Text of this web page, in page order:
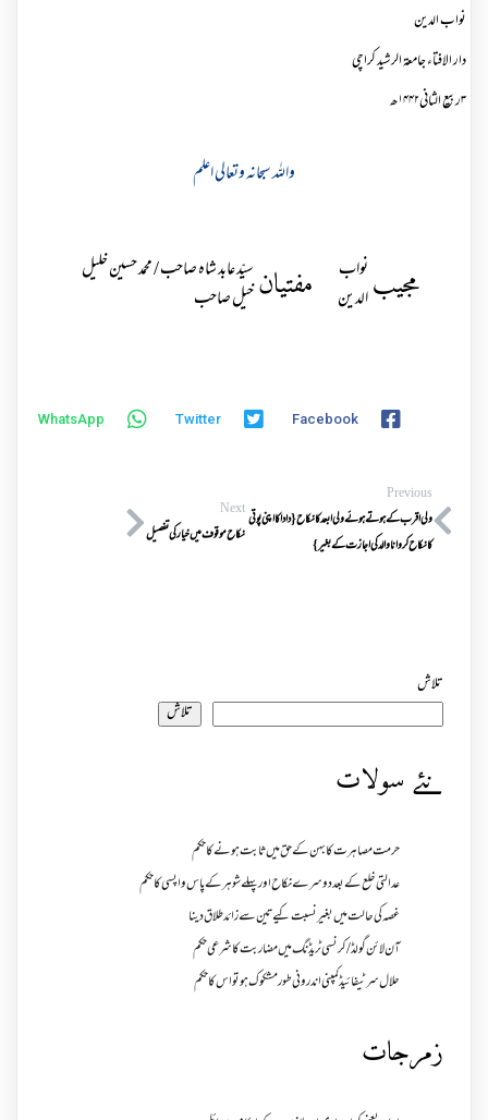
نواب الدین
دار الافتاء جامعۃ الرشید کراچی
۳ربیع الثانی۱۴۴۲ھ
واللہ سبحانہ وتعالی اعلم
مجیب نواب
الدین
مفتیان سیّد عابد شاہ صاحب / محمد حسین خلیل
خیل صاحب
Facebook
Twitter
WhatsApp
Previous
ولی اقرب کے ہوتے ہوئے ولی ابعد کا نکاح{ دادا کا اپنی پوتی
کا نکاح کروانا والد کی اجازت کے بغیر}
Next
نکاح موقوف میں خیار کی تفصیل
تلاش
تلاش
نئے سولات
حرمت مصاہرت کا بہن کے حق میں ثابت ہونے کا حکم
عدالتی خلع کے بعد دوسرے نکاح اور پہلے شوہر کے پاس واپسی کا حکم
غصہ کی حالت میں بغیر نسبت کیے تین سے زائد طلاق دینا
آن لائن گولڈ /کرنسی ٹریڈنگ میں مضاربت کا شرعی حکم
حلال سرٹیفائیڈ کمپنی اندرونی طور مشکوک ہو تو اس کا حکم
زمرجات